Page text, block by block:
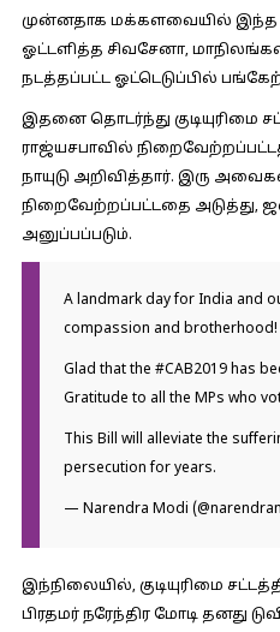
முன்னதாக மக்களவையில் இந்த
ஓட்டளித்த சிவசேனா,
நடத்தப்பட்ட ஓட்டெடுப்பில்
இதனை தொடர்ந்து குடியுரிமை
ராஜ்யசபாவில்
நாயுடு அறிவித்தார். இரு
நிறைவேற்றப்பட்டதை அடுத்து,
அனுப்பப்படும்.
A landmark day for India and
compassion and brotherhood!
Glad that the #CAB2019has
Gratitude to all the MPs who
This Bill will alleviate the
persecution for years.
— Narendra Modi
இந்நிலையில், குடியுரிமை
பிரதமர் நரேந்திர மோடி தனது